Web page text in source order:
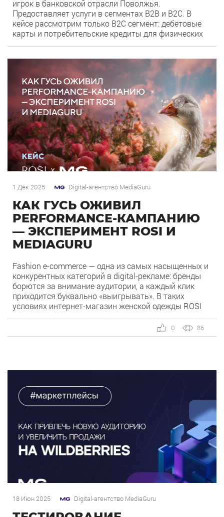
игрок в банковской отрасли Поволжья.
Предоставляет услуги в сегментах B2B и B2C. В
кейсе рассмотрим только B2С сегмент: дебетовые
карты и потребительские кредиты для физических
сферы. Задачи: Адаптировать товарный формат
рекламы под сегмент B2C для […]
1 Дек 2025 Digital-агентство MediaGuru
КАК ГУСЬ ОЖИВИЛ
PERFORMANCE-КАМПАНИЮ
— ЭКСПЕРИМЕНТ ROSI И
MEDIAGURU
Fashion e-commerce — одна из самых насыщенных и
конкурентных категорий в digital-рекламе: бренды
борются за внимание аудитории, а каждый клик
приходится буквально «выигрывать». В таких
условиях интернет-магазин женской одежды ROSI
performance-канал для привлечения покупателей и
поддержания устойчивых продаж. Реклама
86
0
18 Июн 2025 Digital-агентство MediaGuru